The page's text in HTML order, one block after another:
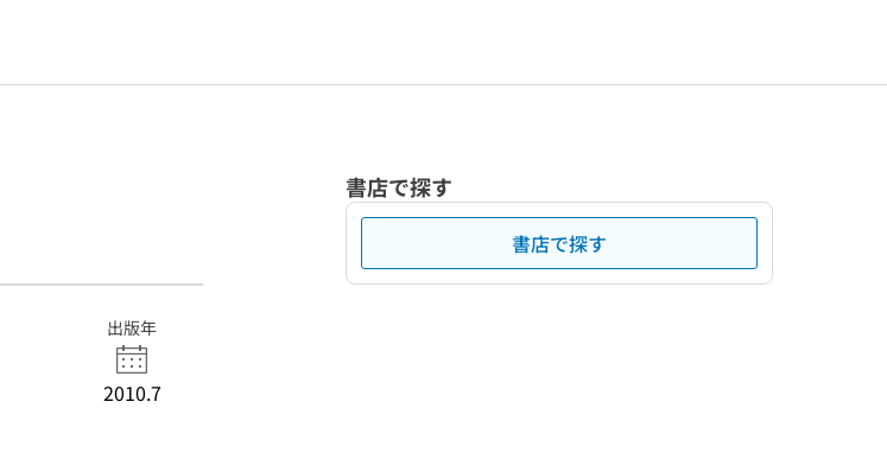
出版年
2010.7
書店で探す
書店で探す